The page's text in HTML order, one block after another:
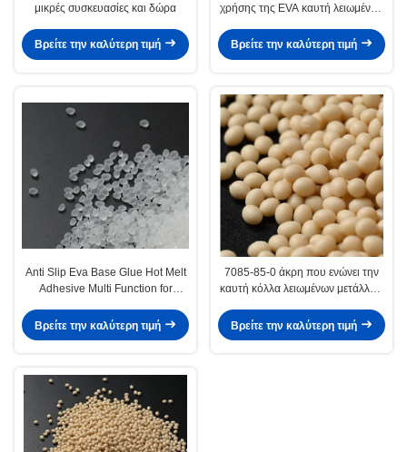
μικρές συσκευασίες και δώρα
Βρείτε την καλύτερη τιμή
χρήσης της EVA καυτή λειωμένων
ταπήτων Bas αντιολισθητική
Βρείτε την καλύτερη τιμή
Anti Slip Eva Base Glue Hot Melt
Adhesive Multi Function for
Βρείτε την καλύτερη τιμή
7085-85-0 άκρη που ενώνει την
καυτή κόλλα λειωμένων μετάλλων
Βρείτε την καλύτερη τιμή